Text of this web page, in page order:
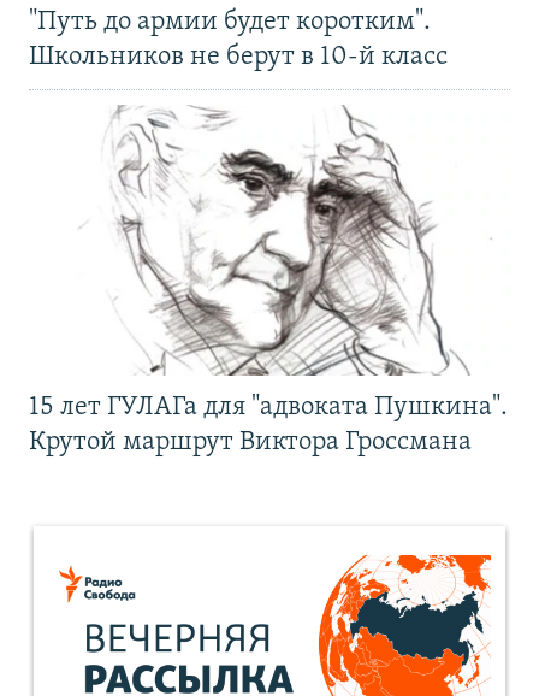
"Путь до армии будет коротким".
Школьников не берут в 10-й класс
15 лет ГУЛАГа для "адвоката Пушкина".
Крутой маршрут Виктора Гроссмана